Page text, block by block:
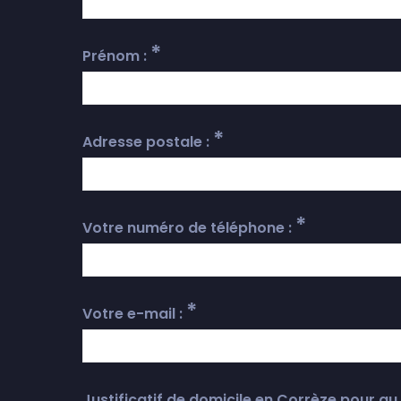
Prénom : *
Adresse postale : *
Votre numéro de téléphone : *
Votre e-mail : *